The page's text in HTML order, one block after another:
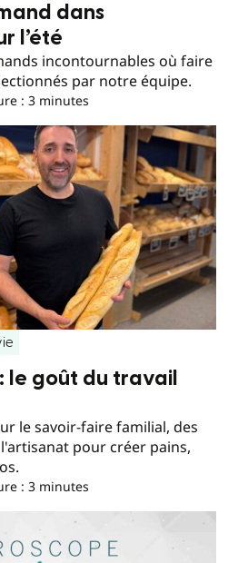
dans
l’été
incontournables où faire
par notre équipe.
: 3 minutes
le goût du travail
le savoir-faire familial, des
pour créer pains,
: 3 minutes